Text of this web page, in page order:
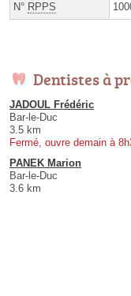
N° RPPS
Dentistes à
JADOUL Frédéric
Bar-le-Duc
3.5 km
Fermé, ouvre demain à
PANEK Marion
Bar-le-Duc
3.6 km